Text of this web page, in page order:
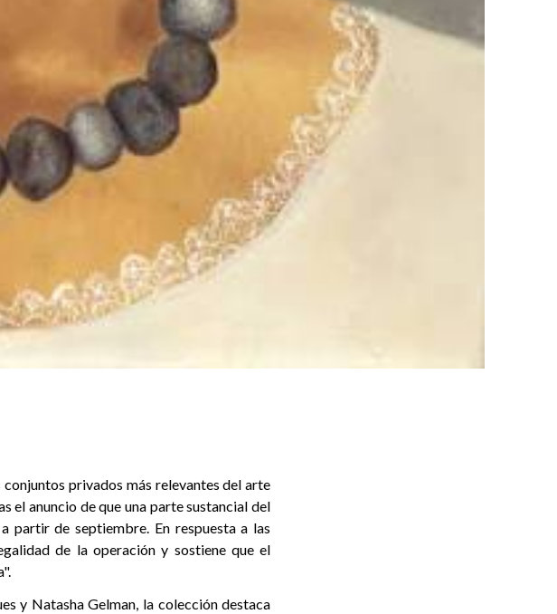
privados más relevantes del arte
el anuncio de que una parte sustancial del
partir de septiembre. En respuesta a las
de la operación y sostiene que el
y Natasha Gelman, la colección destaca